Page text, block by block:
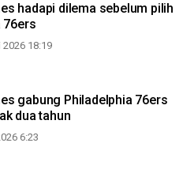
hadapi dilema sebelum pilih
76ers
18:19
gabung Philadelphia 76ers
dua tahun
6:23